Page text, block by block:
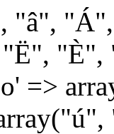
"â",
=>